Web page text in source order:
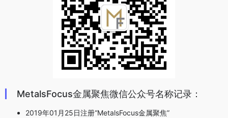
MetalsFocus金属聚焦微信公众号名称记录：
2019年01月25日注册“MetalsFocus金属聚焦”